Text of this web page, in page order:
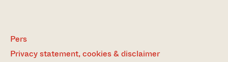
Pers
Privacy statement, cookies & disclaimer